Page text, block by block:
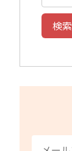
検索